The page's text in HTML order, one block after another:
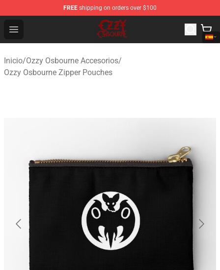
FREE shipping on orders over $100
Open menu
Ozzy Osbourne Store - Official Ozzy Osbourne
Inicio/Ozzy Osbourne Accesorios/
Ozzy Osbourne Zipper Pouches